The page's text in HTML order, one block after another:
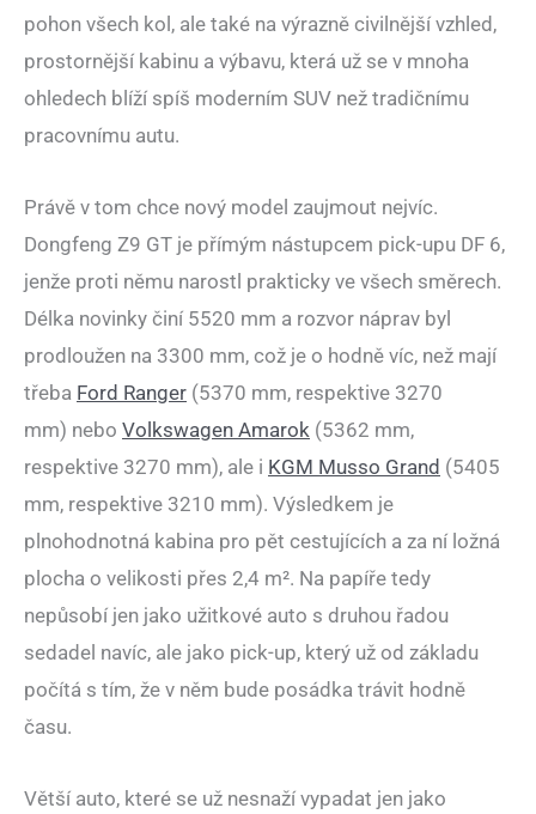
pohon všech kol, ale také na výrazně civilnější vzhled,
prostornější kabinu a výbavu, která už se v mnoha
ohledech blíží spíš moderním SUV než tradičnímu
pracovnímu autu.
Právě v tom chce nový model zaujmout nejvíc.
Dongfeng Z9 GT je přímým nástupcem pick-upu DF 6,
jenže proti němu narostl prakticky ve všech směrech.
Délka novinky činí 5520 mm a rozvor náprav byl
prodloužen na 3300 mm, což je o hodně víc, než mají
třeba Ford Ranger (5370 mm, respektive 3270
mm) nebo Volkswagen Amarok (5362 mm,
respektive 3270 mm), ale i KGM Musso Grand (5405
mm, respektive 3210 mm). Výsledkem je
plnohodnotná kabina pro pět cestujících a za ní ložná
plocha o velikosti přes 2,4 m². Na papíře tedy
nepůsobí jen jako užitkové auto s druhou řadou
sedadel navíc, ale jako pick-up, který už od základu
počítá s tím, že v něm bude posádka trávit hodně
času.
Větší auto, které se už nesnaží vypadat jen jako